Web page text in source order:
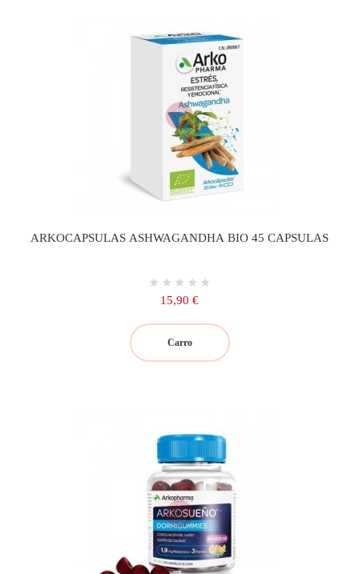
ARKOCAPSULAS ASHWAGANDHA BIO 45 CAPSULAS
Precio
15,90 €
Carro